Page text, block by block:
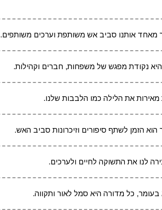
מאחד אותנו סביב אש משותפת וערכים משותפים.
נקודת מפגש של משפחות, חברים וקהילות.
מאירות את הלילה כמו הלבבות שלנו.
הוא הזמן לשתף סיפורים וזיכרונות סביב האש.
לנו את התשוקה לחיים ולערכים.
כל מדורה היא סמל לאור ותקווה.